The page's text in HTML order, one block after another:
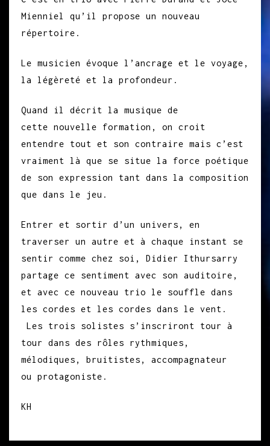
Mienniel qu’il propose un nouveau
répertoire.
Le musicien évoque l’ancrage et le voyage,
la légèreté et la profondeur.
Quand il décrit la musique de
cette nouvelle formation, on croit
entendre tout et son contraire mais c’est
vraiment là que se situe la force poétique
de son expression tant dans la composition
que dans le jeu.
Entrer et sortir d’un univers, en
traverser un autre et à chaque instant se
sentir comme chez soi, Didier Ithursarry
partage ce sentiment avec son auditoire,
et avec ce nouveau trio le souffle dans
les cordes et les cordes dans le vent.
Les trois solistes s’inscriront tour à
tour dans des rôles rythmiques,
mélodiques, bruitistes, accompagnateur
ou protagoniste.
KH